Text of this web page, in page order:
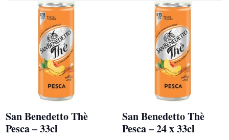
San Benedetto Thè
Pesca – 33cl
San Benedetto Thè
Pesca – 24 x 33cl